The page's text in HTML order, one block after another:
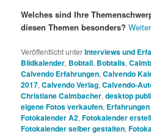
Welches sind Ihre
diesen Themen besonders?
Veröffentlicht unterInterviews und
Bildkalender, Bobtail, Bobtails,
Calvendo Erfahrungen,Calvendo
2017,Calvendo Verlag,Calvendo-
Christiane Calmbacher,desktop
eigene Fotos verkaufen,
Fotokalender A2,Fotokalender
Fotokalender selber gestalten,